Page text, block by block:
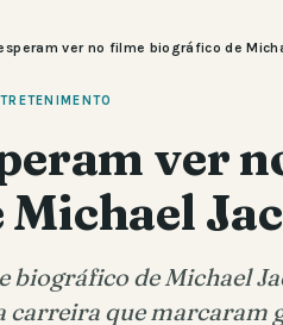
ver no filme biográfico de
ver
biográfico de Michael
carreira que marcaram